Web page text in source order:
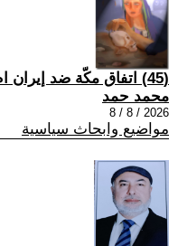
(45) اتفاق مكّة ضد إيران ام ضد اسرائيل؟
محمد حمد
2026 / 8 / 8
مواضيع وابحاث سياسية